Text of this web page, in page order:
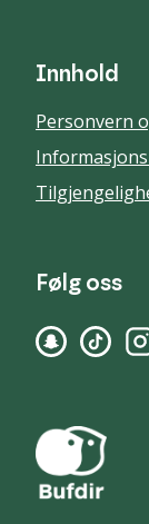
Innhold
Personvern
Følg oss